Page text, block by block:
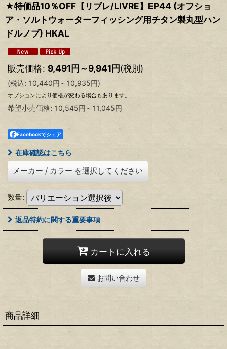
★特価品10％OFF【リブレ/LIVRE】EP44 (オフショ
ア・ソルトウォーターフィッシング用チタン製丸型ハン
ドルノブ) HKAL
販売価格: 9,491円～9,941円(税別)
(税込: 10,440円 ～10,935円)
オプションにより価格が変わる場合もあります。
希望小売価格: 10,545円 ～11,045円
Facebookでシェア
在庫確認はこちら
メーカー / カラー を選択してください
数量:
返品特約に関する重要事項
カートに入れる
お問い合わせ
商品詳細